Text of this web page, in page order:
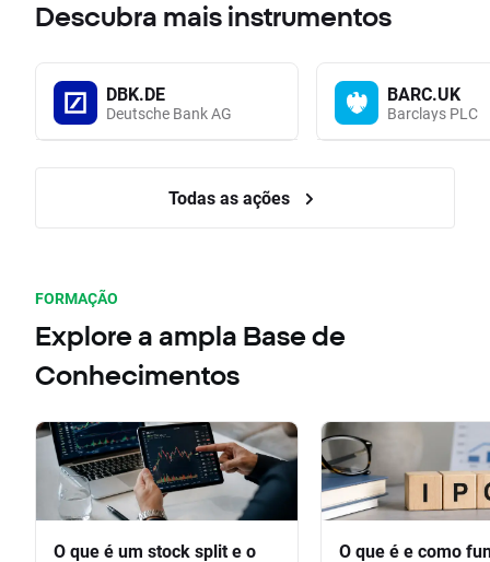
Descubra mais instrumentos
DBK.DE
Deutsche Bank AG
BARC.UK
Barclays PLC
Todas as ações
FORMAÇÃO
Explore a ampla Base de
Conhecimentos
O que é um stock split e o
O que é e como